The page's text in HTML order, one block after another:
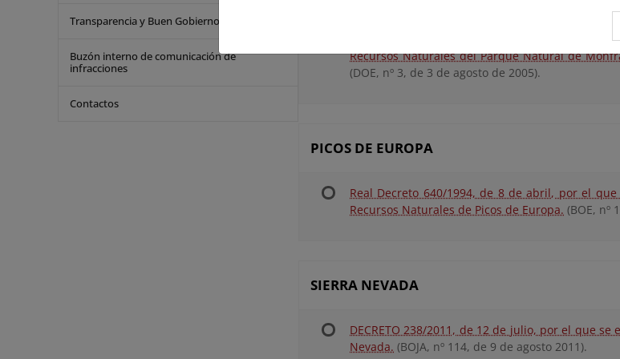
Transparencia y Buen Gobierno
Buzón interno de comunicación de
infracciones
Contactos
DECRETO 186/2005, de 26 de julio, por el
Recursos Naturales del Parque Natural de
(DOE, nº 3, de 3 de agosto de 2005).
PICOS DE EUROPA
Real Decreto 640/1994, de 8 de abril, por el
Recursos Naturales de Picos de Europa. (BOE, nº
SIERRA NEVADA
DECRETO 238/2011, de 12 de julio, por el que
Nevada. (BOJA, nº 114, de 9 de agosto 2011).